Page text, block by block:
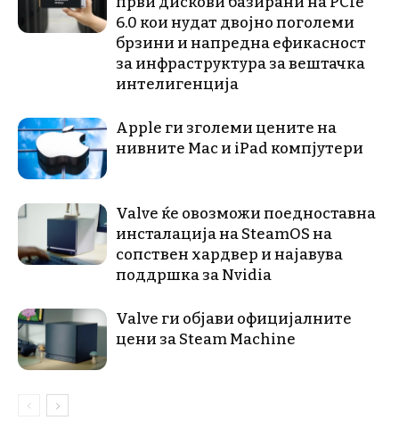
6.0 кои нудат двојно поголеми
брзини и напредна ефикасност
за инфраструктура за вештачка
интелигенција
Apple ги зголеми цените на
нивните Mac и iPad компјутери
Valve ќе овозможи поедноставна
инсталација на SteamOS на
сопствен хардвер и најавува
поддршка за Nvidia
Valve ги објави официјалните
цени за Steam Machine